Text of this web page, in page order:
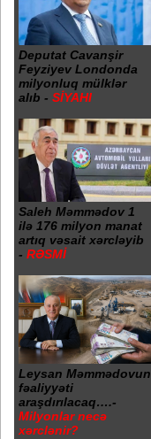
Deputat Cavanşir
Feyziyev Londonda
milyonluq mülklər
alıb - SİYAHI
Saleh Məmmədov 1
ilə 176 milyon manat
artıq vəsait xərcləyib
- RƏSMİ
Leysan Məmmədovun
fəaliyyəti
araşdırılacaq….-
Milyonlar necə
xərclənir?